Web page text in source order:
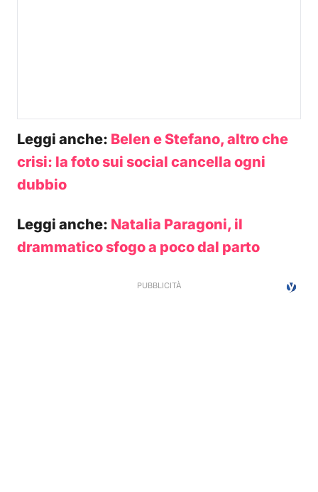
Leggi anche: Belen e Stefano, altro che
crisi: la foto sui social cancella ogni
dubbio
Leggi anche: Natalia Paragoni, il
drammatico sfogo a poco dal parto